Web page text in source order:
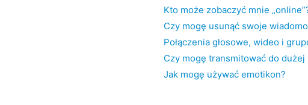
Kto może zobaczyć mnie
Czy mogę usunąć swoje
Połączenia głosowe, wideo i
Czy mogę transmitować do
Jak mogę używać emotikon?